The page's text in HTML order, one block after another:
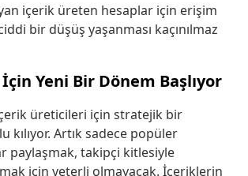
içerik üreten hesaplar için erişim
bir düşüş yaşanması kaçınılmaz
İçin Yeni Bir Dönem Başlıyor
üreticileri için stratejik bir
kılıyor. Artık sadece popüler
paylaşmak, takipçi kitlesiyle
için yeterli olmayacak. İçeriklerin